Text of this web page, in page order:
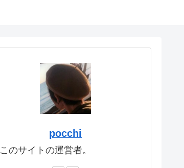
pocchi
このサイトの運営者。